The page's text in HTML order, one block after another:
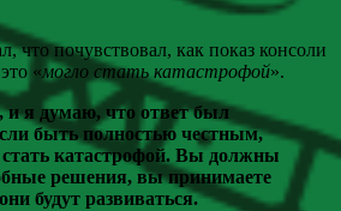
что почувствовал, как показ консоли
«могло стать катастрофой».
и я думаю, что ответ был
быть полностью честным,
стать катастрофой. Вы должны
решения, вы принимаете
будут развиваться.